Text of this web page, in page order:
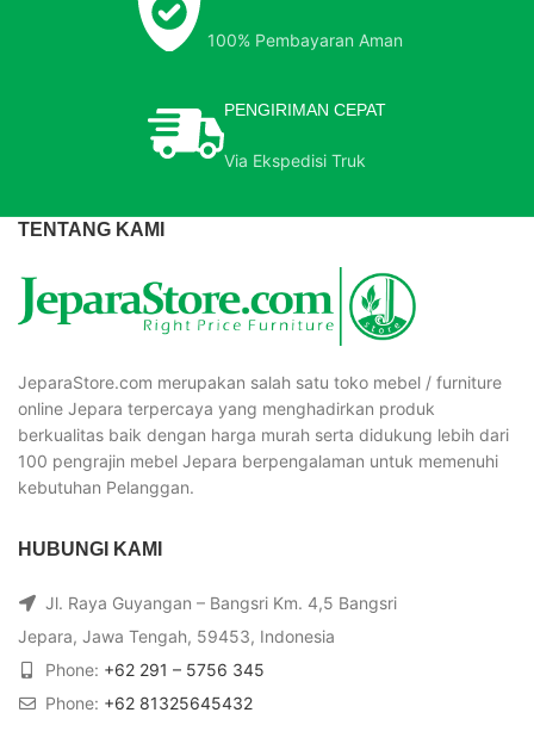
100% Pembayaran Aman
PENGIRIMAN CEPAT
Via Ekspedisi Truk
TENTANG KAMI
JeparaStore.com merupakan salah satu toko mebel / furniture
online Jepara terpercaya yang menghadirkan produk
berkualitas baik dengan harga murah serta didukung lebih dari
100 pengrajin mebel Jepara berpengalaman untuk memenuhi
kebutuhan Pelanggan.
HUBUNGI KAMI
Jl. Raya Guyangan – Bangsri Km. 4,5 Bangsri
Jepara, Jawa Tengah, 59453, Indonesia
Phone: +62 291 – 5756 345
Phone: +62 81325645432